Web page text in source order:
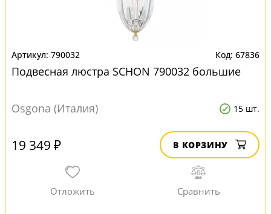
790032 67836
Подвесная люстра SCHON 790032 большие
Osgona (Италия) 15 шт.
19 349 ₽ В КОРЗИНУ